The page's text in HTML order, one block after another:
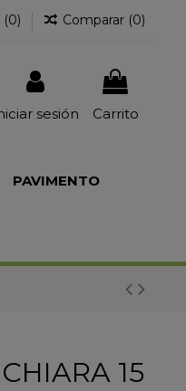
(0) Comparar (0)
sesión Carrito
PAVIMENTO
15